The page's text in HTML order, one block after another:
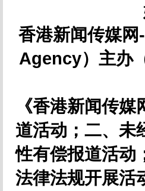
香港新闻传媒
Agency）主办
《香港新闻传
道活动；二、未
性有偿报道活动
法律法规开展活